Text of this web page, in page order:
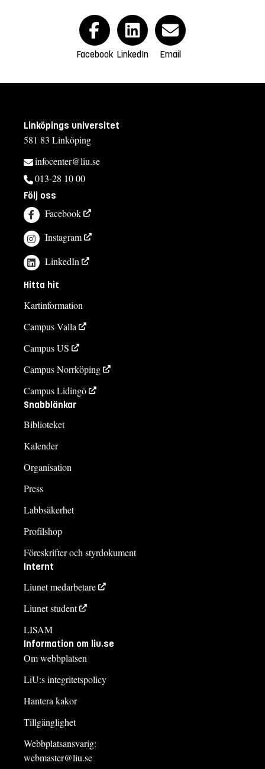
Facebook LinkedIn Email
Linköpings universitet
581 83 Linköping
infocenter@liu.se
013-28 10 00
Följ oss
Facebook
Instagram
LinkedIn
Hitta hit
Kartinformation
Campus Valla
Campus US
Campus Norrköping
Campus Lidingö
Snabblänkar
Biblioteket
Kalender
Organisation
Press
Labbsäkerhet
Profilshop
Föreskrifter och styrdokument
Internt
Liunet medarbetare
Liunet student
LISAM
Information om liu.se
Om webbplatsen
LiU:s integritetspolicy
Hantera kakor
Tillgänglighet
Webbplatsansvarig:
webmaster@liu.se